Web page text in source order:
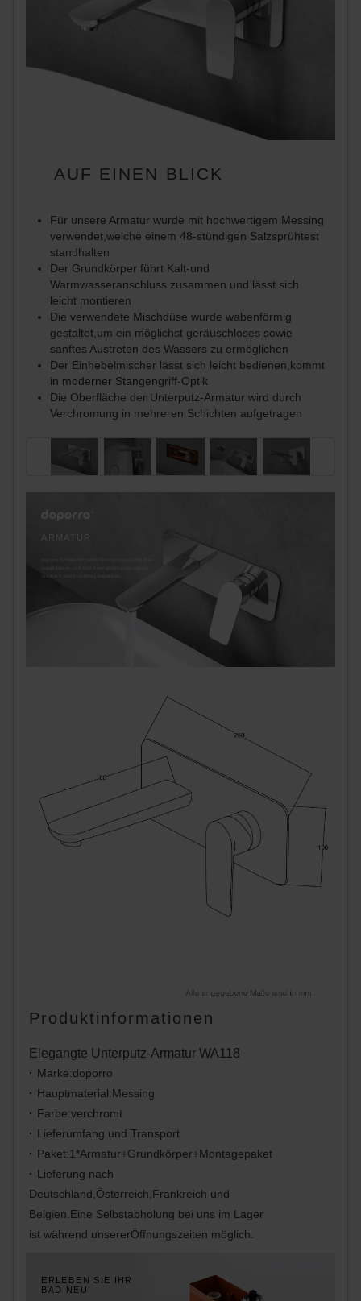
AUF EINEN BLICK
Für unsere Armatur wurde mit hochwertigem Messing
verwendet,welche einem 48-stündigen Salzsprühtest
standhalten
Der Grundkörper führt Kalt-und
Warmwasseranschluss zusammen und lässt sich
leicht montieren
Die verwendete Mischdüse wurde wabenförmig
gestaltet,um ein möglichst geräuschloses sowie
sanftes Austreten des Wassers zu ermöglichen
Der Einhebelmischer lässt sich leicht bedienen,kommt
in moderner Stangengriff-Optik
Die Oberfläche der Unterputz-Armatur wird durch
Verchromung in mehreren Schichten aufgetragen
ARMATUR
Produktinformationen
Elegangte Unterputz-Armatur WA118
Marke:doporro
Hauptmaterial:Messing
Farbe:verchromt
Lieferumfang und Transport
Paket:1*Armatur+Grundkörper+Montagepaket
Lieferung nach
Deutschland,Österreich,Frankreich und
Belgien.Eine Selbstabholung bei uns im Lager
ist während unsererÖffnungszeiten möglich.
ERLEBEN SIE IHR
BAD NEU